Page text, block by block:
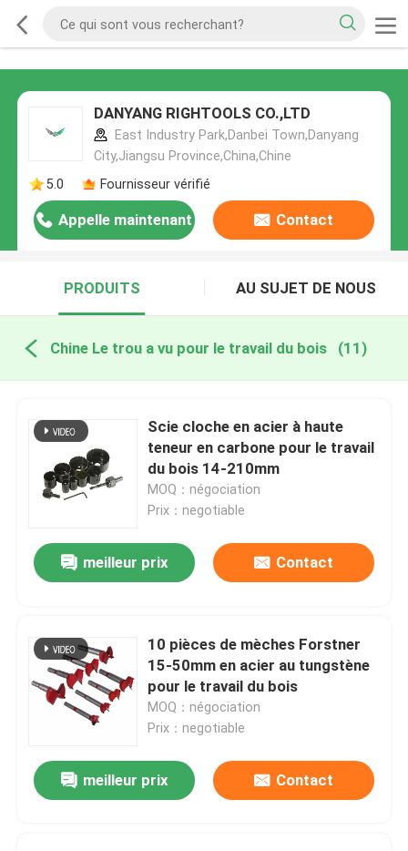
DANYANG RIGHTOOLS CO.,LTD
East Industry Park,Danbei Town,Danyang
City,Jiangsu Province,China,Chine
5.0
Fournisseur vérifié
Appelle maintenant Contact
PRODUITS AU SUJET DE NOUS
Chine Le trou a vu pour le travail du bois (11)
Scie cloche en acier à haute
teneur en carbone pour le travail
du bois 14-210mm
MOQ：négociation
Prix：negotiable
meilleur prix Contact
10 pièces de mèches Forstner
15-50mm en acier au tungstène
pour le travail du bois
MOQ：négociation
Prix：negotiable
meilleur prix Contact